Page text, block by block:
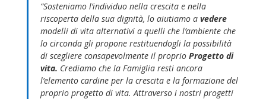
“Sosteniamo l’individuo nella crescita e nella
riscoperta della sua dignità, lo aiutiamo a vedere
modelli di vita alternativi a quelli che l’ambiente che
lo circonda gli propone restituendogli la possibilità
di scegliere consapevolmente il proprio Progetto di
vita. Crediamo che la Famiglia resti ancora
l’elemento cardine per la crescita e la formazione del
proprio progetto di vita.Attraverso i nostri progetti